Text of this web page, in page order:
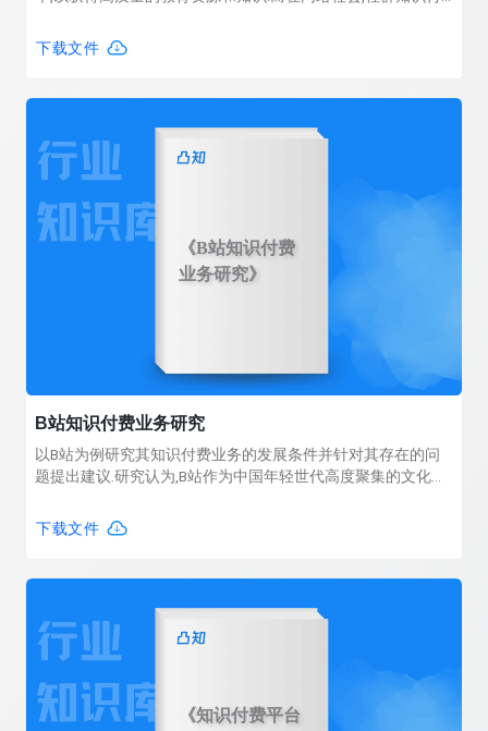
费者剩余,再通过社群价值的商业化进行盈利.文章通过研究这种
新的消费形式,深入探讨数字经济中社群知识付费的发生发展机
下载文件
《B站知识付费
业务研究》
B站知识付费业务研究
以B站为例研究其知识付费业务的发展条件并针对其存在的问
题提出建议.研究认为,B站作为中国年轻世代高度聚集的文化社
的转型、知识经济的发展和学习型社会的构建.
下载文件
《知识付费平台